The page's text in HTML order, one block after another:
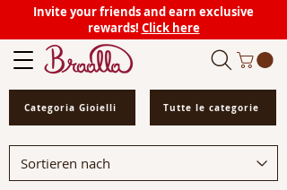
Invite your friends and earn exclusive
rewards! Click here
Categoria Gioielli Tutte le categorie